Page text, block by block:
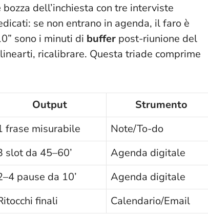
dell’inchiesta con tre interviste
se non entrano in agenda, il faro è
sono i minuti di buffer post-riunione del
ricalibrare. Questa triade comprime
Output
Strumento
frase misurabile
Note/To-do
slot da 45–60’
Agenda digitale
pause da 10’
Agenda digitale
finali Calendario/Email